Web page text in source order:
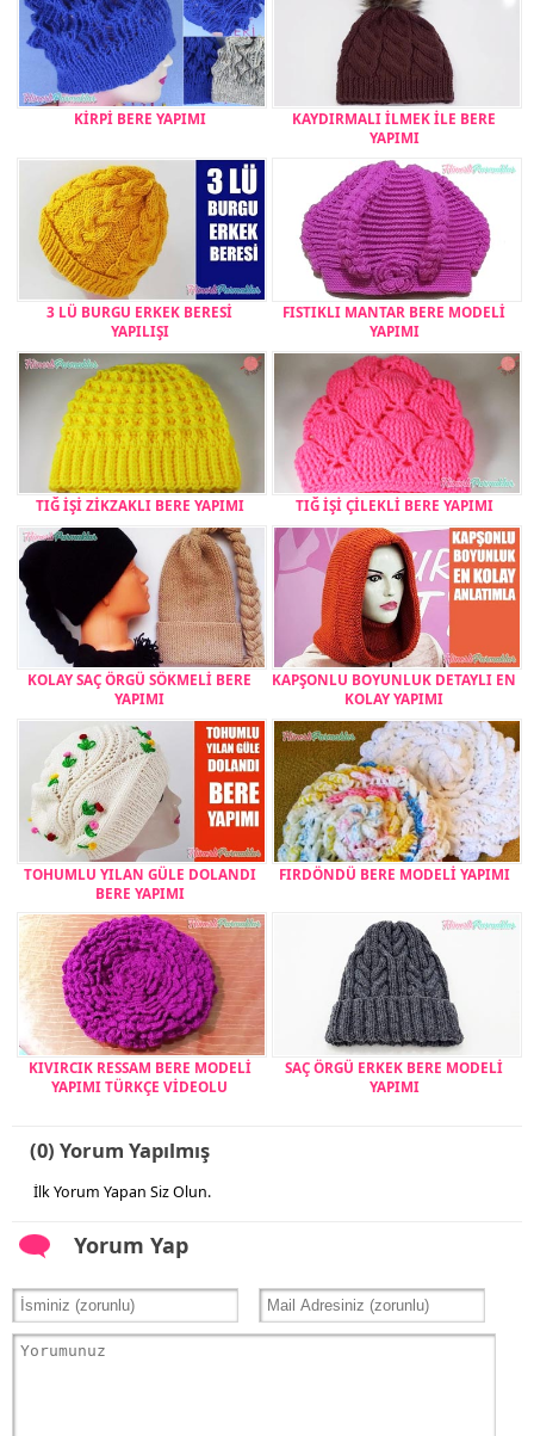
KİRPİ BERE YAPIMI
KAYDIRMALI İLMEK İLE BERE
YAPIMI
3 LÜ BURGU ERKEK BERESİ
YAPILIŞI
FISTIKLI MANTAR BERE MODELİ
YAPIMI
TIĞ İŞİ ZİKZAKLI BERE YAPIMI TIĞ İŞİ ÇİLEKLİ BERE YAPIMI
KOLAY SAÇ ÖRGÜ SÖKMELİ BERE
YAPIMI
KAPŞONLU BOYUNLUK DETAYLI EN
KOLAY YAPIMI
TOHUMLU YILAN GÜLE DOLANDI
BERE YAPIMI
FIRDÖNDÜ BERE MODELİ YAPIMI
KIVIRCIK RESSAM BERE MODELİ
YAPIMI TÜRKÇE VİDEOLU
SAÇ ÖRGÜ ERKEK BERE MODELİ
YAPIMI
(0) Yorum Yapılmış
İlk Yorum Yapan Siz Olun.
Yorum Yap